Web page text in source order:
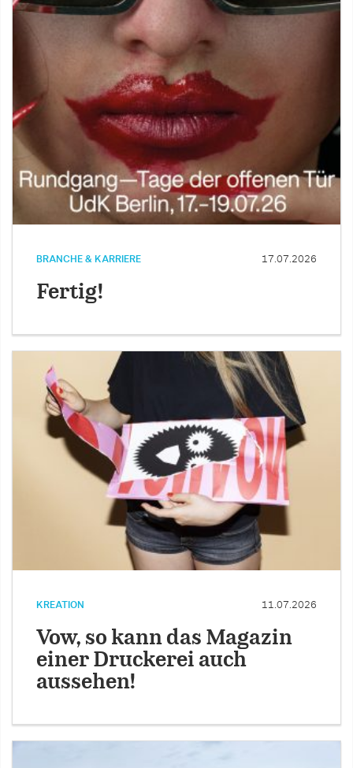
BRANCHE & KARRIERE 17.07.2026
Fertig!
KREATION 11.07.2026
Vow, so kann das Magazin
einer Druckerei auch
aussehen!